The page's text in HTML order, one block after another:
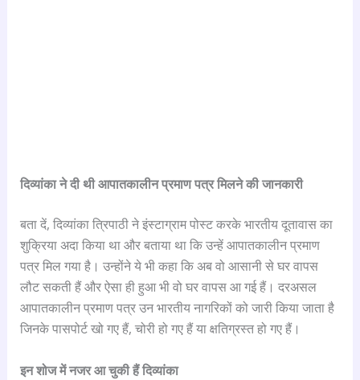
दिव्यांका ने दी थी आपातकालीन प्रमाण पत्र मिलने की जानकारी
बता दें, दिव्यांका त्रिपाठी ने इंस्टाग्राम पोस्ट करके भारतीय दूतावास का
शुक्रिया अदा किया था और बताया था कि उन्हें आपातकालीन प्रमाण
पत्र मिल गया है। उन्होंने ये भी कहा कि अब वो आसानी से घर वापस
लौट सकती हैं और ऐसा ही हुआ भी वो घर वापस आ गई हैं। दरअसल
आपातकालीन प्रमाण पत्र उन भारतीय नागरिकों को जारी किया जाता है
जिनके पासपोर्ट खो गए हैं, चोरी हो गए हैं या क्षतिग्रस्त हो गए हैं।
इन शोज में नजर आ चुकी हैं दिव्यांका